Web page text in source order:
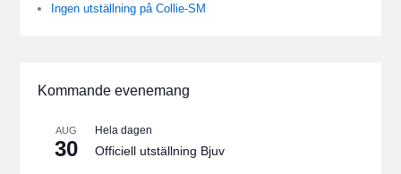
Ingen utställning på Collie-SM
Kommande evenemang
AUG
30
Hela dagen
Officiell utställning Bjuv